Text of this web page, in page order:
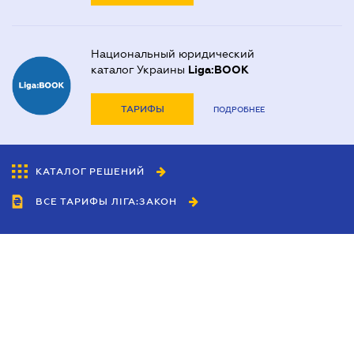
Национальный юридический
каталог Украины Liga:BOOK
ТАРИФЫ ПОДРОБНЕЕ
КАТАЛОГ РЕШЕНИЙ
ВСЕ ТАРИФЫ ЛІГА:ЗАКОН